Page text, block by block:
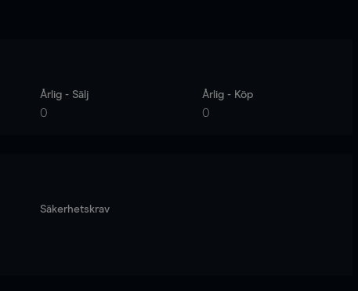
Årlig - Sälj
0
Årlig - Köp
0
Säkerhetskrav